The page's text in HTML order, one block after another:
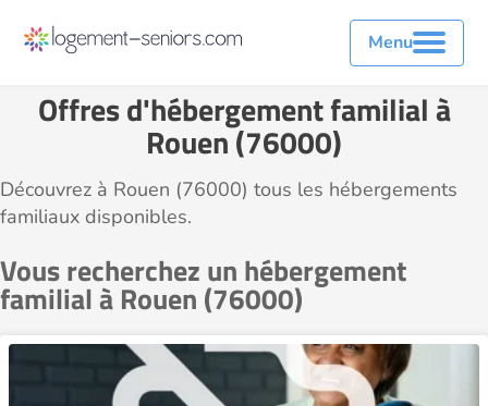
Menu
Offres d'hébergement familial à
Rouen (76000)
Découvrez à Rouen (76000) tous les hébergements
familiaux disponibles.
Vous recherchez un hébergement
familial à Rouen (76000)